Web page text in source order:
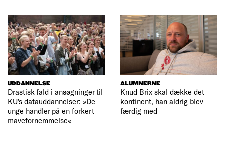
UDDANNELSE
Drastisk fald i ansøgninger til
KU's datauddannelser: »De
unge handler på en forkert
mavefornemmelse«
ALUMNERNE
Knud Brix skal dække det
kontinent, han aldrig blev
færdig med